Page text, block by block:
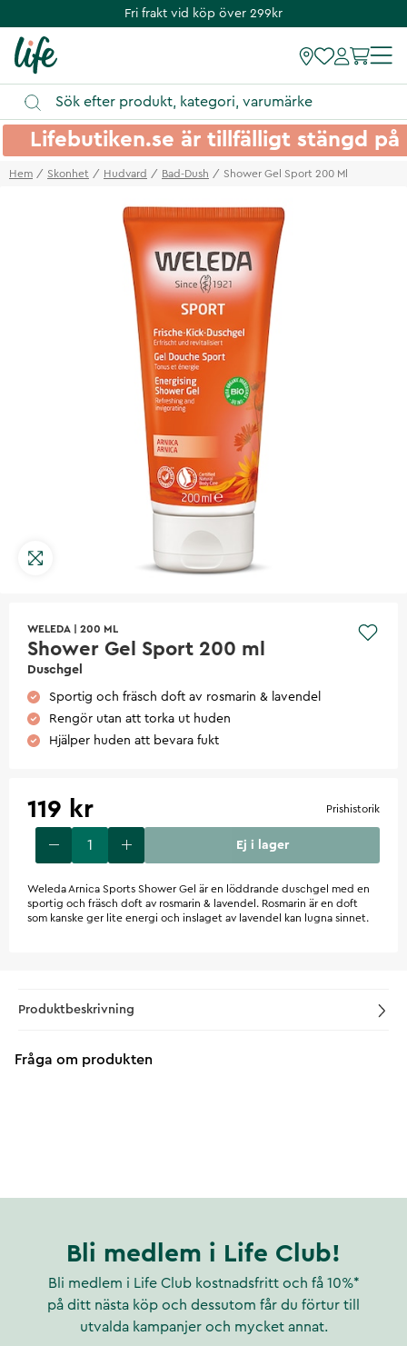
Fri frakt vid köp över 299kr
Lifebutiken.se är tillfälligt stängd
Hem Skonhet Hudvard Bad-Dush Shower Gel Sport 200 Ml
WELEDA 200 ML
Shower Gel Sport 200 ml
Duschgel
Sportig och fräsch doft av rosmarin & lavendel
Rengör utan att torka ut huden
Hjälper huden att bevara fukt
119 kr Prishistorik
Ej i lager
Weleda Arnica Sports Shower Gel är en löddrande duschgel med en
sportig och fräsch doft av rosmarin & lavendel. Rosmarin är en doft
som kanske ger lite energi och inslaget av lavendel kan lugna sinnet.
Produktbeskrivning
Fråga om produkten
Bli medlem i Life Club!
Bli medlem i Life Club kostnadsfritt och få 10%*
på ditt nästa köp och dessutom får du förtur till
utvalda kampanjer och mycket annat.